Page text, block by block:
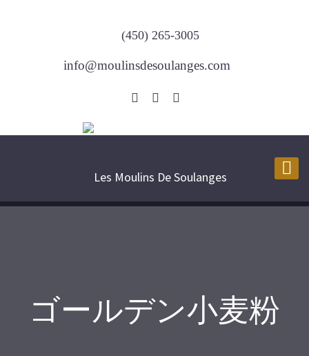
(450) 265-3005
info@moulinsdesoulanges.com
ゴールデン小麦粉